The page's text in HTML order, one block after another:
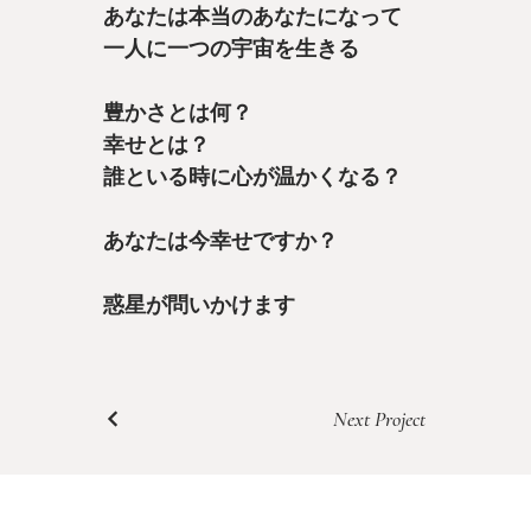
あなたは本当のあなたになって
一人に一つの宇宙を生きる
豊かさとは何？
幸せとは？
誰といる時に心が温かくなる？
あなたは今幸せですか？
惑星が問いかけます
Next Project